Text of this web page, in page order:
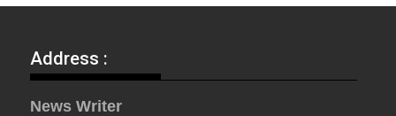
Address :
News Writer